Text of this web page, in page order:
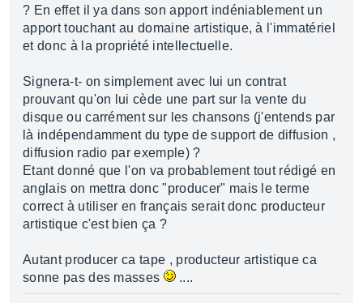
? En effet il ya dans son apport indéniablement un
apport touchant au domaine artistique, à l'immatériel
et donc à la propriété intellectuelle.
Signera-t- on simplement avec lui un contrat
prouvant qu'on lui cède une part sur la vente du
disque ou carrément sur les chansons (j'entends par
là indépendamment du type de support de diffusion ,
diffusion radio par exemple) ?
Etant donné que l'on va probablement tout rédigé en
anglais on mettra donc "producer" mais le terme
correct à utiliser en français serait donc producteur
artistique c'est bien ça ?
Autant producer ca tape , producteur artistique ca
sonne pas des masses
....